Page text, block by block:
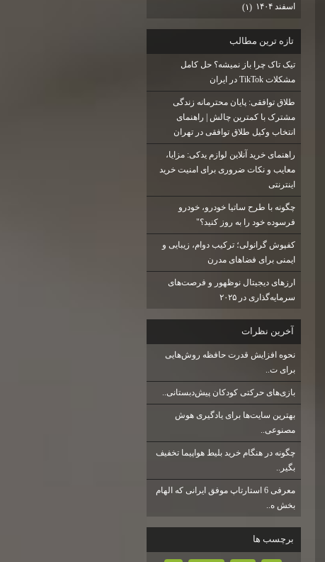
اسفند ۱۴۰۴ (۱)
تازه ترين مطالب
تیک تاک چرا باز نمیشه؟ حل کامل
مشکلات TikTok در ایران
طلاق توافقی: پایان محترمانه زندگی
مشترک با کمترین چالش | راهنمای
انتخاب وکیل طلاق توافقی در تهران
راهنمای خرید آنلاین لوازم یدکی: مزایا،
معایب و نکات ضروری برای امنیت خرید
اینترنتی
چگونه با طرح ساتیا خودرو، خودرو
فرسوده خود را به روز کنید؟"
کفپوش گرانولی؛ ترکیب دوام، زیبایی و
ایمنی برای فضاهای مدرن
ارزهای دیجیتال نوظهور و فرصت‌های
سرمایه‌گذاری در ۲۰۲۵
آخرين نظرات
نحوه افزایش قدرت حافظه روش‌هایی
برای ت..
بازی‌های حرکتی کودکان پیش‌دبستانی..
بهترین سایت‌ها برای یادگیری هوش
مصنوعی..
چگونه در هنگام خرید بلیط هواپیما تخفیف
بگیر..
معرفی 6 استارتاپ موفق ایرانی که الهام
بخش ه..
برچسب ها